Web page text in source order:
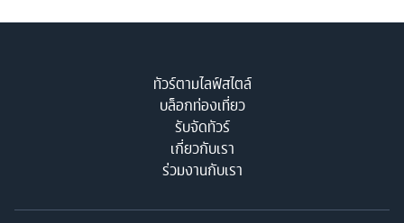
ทัวร์ตามไลฟ์สไตล์
บล็อกท่องเที่ยว
รับจัดทัวร์
เกี่ยวกับเรา
ร่วมงานกับเรา